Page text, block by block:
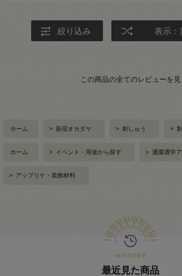
絞り込み 表示：
この商品の全てのレビューを見
ホーム > 新宿オカダヤ > 刺しゅう >
ホーム > イベント・用途から探す > 通園通学
> アップリケ・装飾材料
最近見た商品